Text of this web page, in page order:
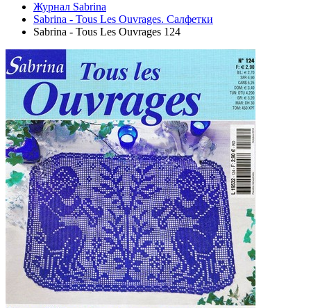
Журнал Sabrina
Sabrina - Tous Les Ouvrages. Салфетки
Sabrina - Tous Les Ouvrages 124